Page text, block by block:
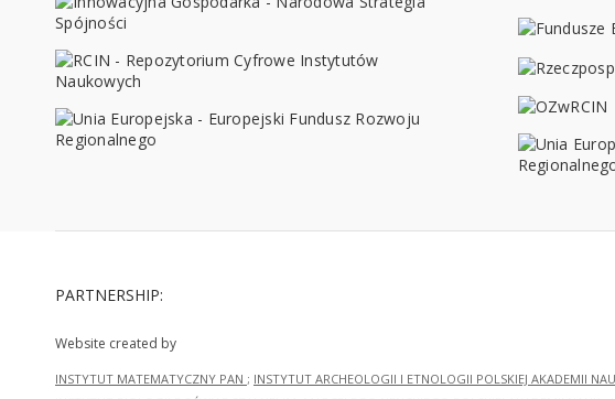
PARTNERSHIP:
Website created by
INSTYTUT MATEMATYCZNY PAN ; INSTYTUT ARCHEOLOGII I ETNOLOGII POLSKIEJ AKADEMII